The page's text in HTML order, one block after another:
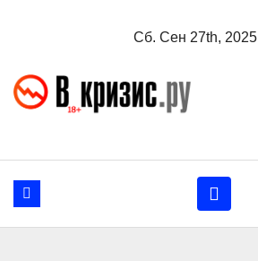
Сб. Сен 27th, 2025